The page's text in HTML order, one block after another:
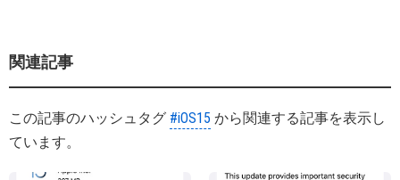
関連記事
この記事のハッシュタグ #iOS15 から関連する記事を表示し
ています。